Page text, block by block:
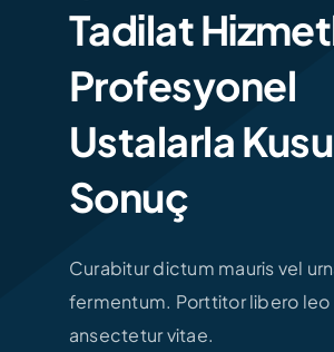
Tadilat
Profesyonel
Ustalarla
Sonuç
Curabitur dictum mauris vel
fermentum. Porttitor libero leo
ansectetur vitae.